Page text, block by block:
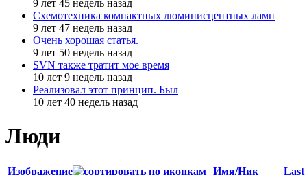
9 лет 45 недель назад
Схемотехника компактных люминисцентных ламп
9 лет 47 недель назад
Очень хорошая статья.
9 лет 50 недель назад
SVN также тратит мое время
10 лет 9 недель назад
Реализовал этот принцип. Был
10 лет 40 недель назад
Люди
Изображение Имя/Ник
Last